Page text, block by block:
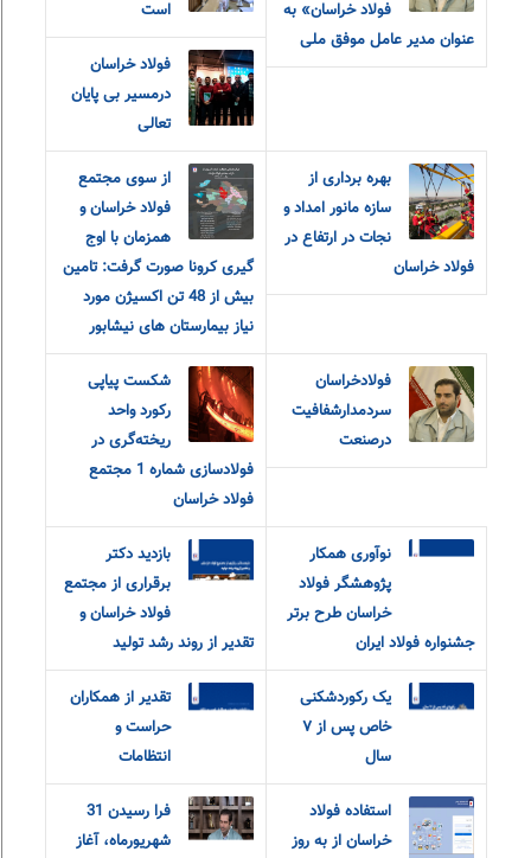
فولاد خراسان» به
عنوان مدیر عامل موفق ملی
است
فولاد خراسان
درمسیر بی پایان
تعالی
بهره برداری از
سازه مانور امداد و
نجات در ارتفاع در
فولاد خراسان
از سوی مجتمع
فولاد خراسان و
همزمان با اوج
گیری کرونا صورت گرفت: تامین
بیش از 48 تن اکسیژن مورد
نیاز بیمارستان های نیشابور
فولادخراسان
سردمدارشفافیت
درصنعت
شکست پیاپی
رکورد واحد
ریخته‌گری در
فولادسازی شماره 1 مجتمع
فولاد خراسان
نوآوری همکار
پژوهشگر فولاد
خراسان طرح برتر
جشنواره فولاد ایران
بازدید دکتر
برقراری از مجتمع
فولاد خراسان و
تقدیر از روند رشد تولید
یک رکوردشکنی
خاص پس از ۷
سال
تقدیر از همکاران
حراست و
انتظامات
استفاده فولاد
خراسان از به روز
فرا رسیدن 31
شهریورماه، آغاز